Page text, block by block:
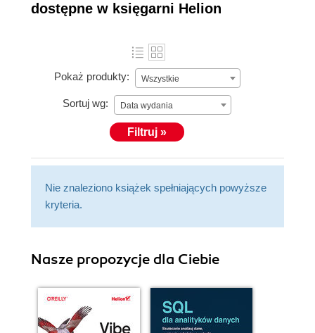
dostępne w księgarni Helion
Pokaż produkty: Wszystkie
Sortuj wg: Data wydania
Filtruj »
Nie znaleziono książek spełniających powyższe
kryteria.
Nasze propozycje dla Ciebie